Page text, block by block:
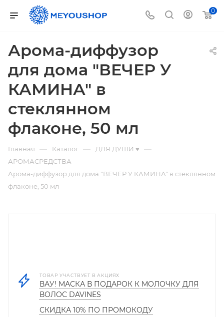
0
Арома-диффузор
для дома "ВЕЧЕР У
КАМИНА" в
стеклянном
флаконе, 50 мл
Главная — Каталог — ДЛЯ ДУШИ ♥ —
АРОМАСРЕДСТВА —
Арома-диффузор для дома "ВЕЧЕР У КАМИНА" в стеклянном
флаконе, 50 мл
ТОВАР УЧАСТВУЕТ В АКЦИЯХ
ВАУ! МАСКА В ПОДАРОК К МОЛОЧКУ ДЛЯ
ВОЛОС DAVINES
СКИДКА 10% ПО ПРОМОКОДУ